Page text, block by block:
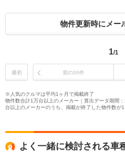
物件更新時にメー
1/1
最初 前の30件
※人気のクルマは平均1ヶ月で掲載終了
物件数合計1万台以上のメーカー｜算出データ期間
台以上のメーカーのうち、掲載が終了した物件数が
よく一緒に検討される車